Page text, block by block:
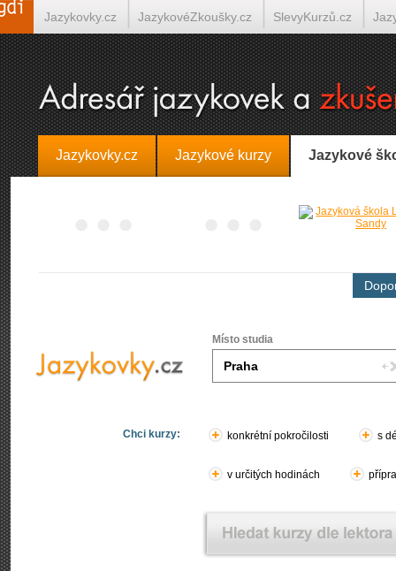
Jazykovky.cz Jazykové kurzy Jazykové
Místo studia
Chci kurzy: konkrétní pokročilosti s
v určitých hodinách
Jazykovky.cz JazykovéZkoušky.cz SlevyKurzů.cz
Španělština on-line Italština on-line Tlumočení-